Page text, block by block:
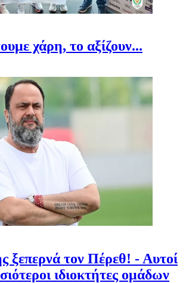
χάρη, το αξίζουν...
ξεπερνά τον Πέρεθ! - Αυτοί
ιδιοκτήτες ομάδων